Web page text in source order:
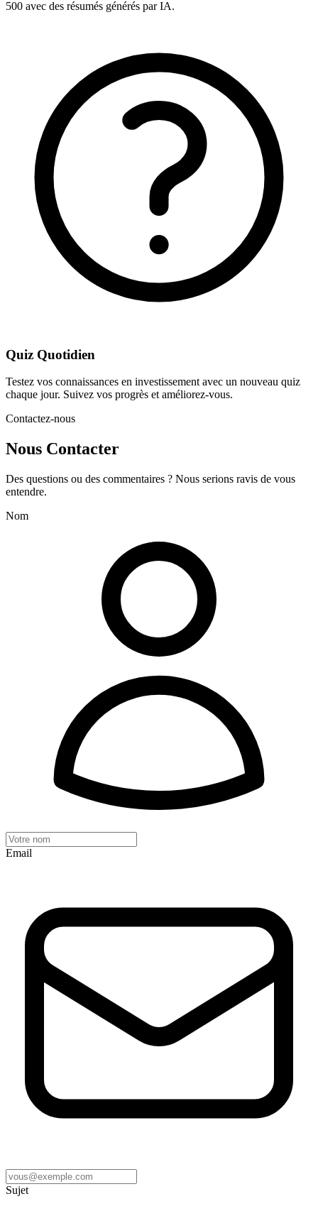
500 avec des résumés générés par IA.
Quiz Quotidien
Testez vos connaissances en investissement avec un nouveau quiz
chaque jour. Suivez vos progrès et améliorez-vous.
Contactez-nous
Nous Contacter
Des questions ou des commentaires ? Nous serions ravis de vous
entendre.
Nom
Email
Sujet